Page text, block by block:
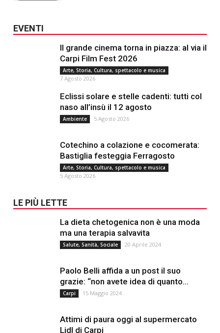
EVENTI
Il grande cinema torna in piazza: al via il
Carpi Film Fest 2026
Arte, Storia, Cultura, spettacolo e musica
7 Agosto 2026
Eclissi solare e stelle cadenti: tutti col
naso all’insù il 12 agosto
Ambiente 5 Agosto 2026
Cotechino a colazione e cocomerata:
Bastiglia festeggia Ferragosto
Arte, Storia, Cultura, spettacolo e musica
5 Agosto 2026
LE PIÙ LETTE
La dieta chetogenica non è una moda
ma una terapia salvavita
Salute, Sanità, Sociale 20 Aprile 2024
Paolo Belli affida a un post il suo
grazie: “non avete idea di quanto...
Carpi 15 Maggio 2024
Attimi di paura oggi al supermercato
Lidl di Carpi